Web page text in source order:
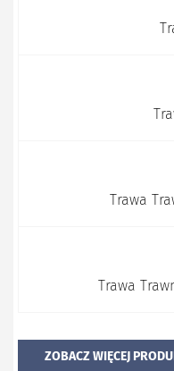
Trawa
Trawa
ZOBACZ WIĘCEJ